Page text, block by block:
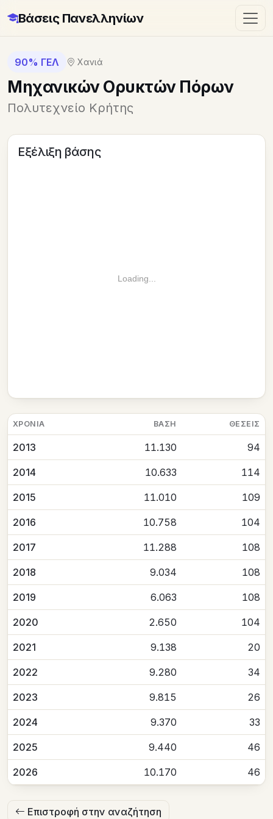
Βάσεις Πανελληνίων
90% ΓΕΛ Χανιά
Μηχανικών Ορυκτών Πόρων
Πολυτεχνείο Κρήτης
Εξέλιξη βάσης
Loading...
ΧΡΟΝΙΆ ΒΆΣΗ ΘΈΣΕΙΣ
2013 11.130 94
2014 10.633 114
2015 11.010 109
2016 10.758 104
2017 11.288 108
2018 9.034 108
2019 6.063 108
2020 2.650 104
2021 9.138 20
2022 9.280 34
2023 9.815 26
2024 9.370 33
2025 9.440 46
2026 10.170 46
Επιστροφή στην αναζήτηση